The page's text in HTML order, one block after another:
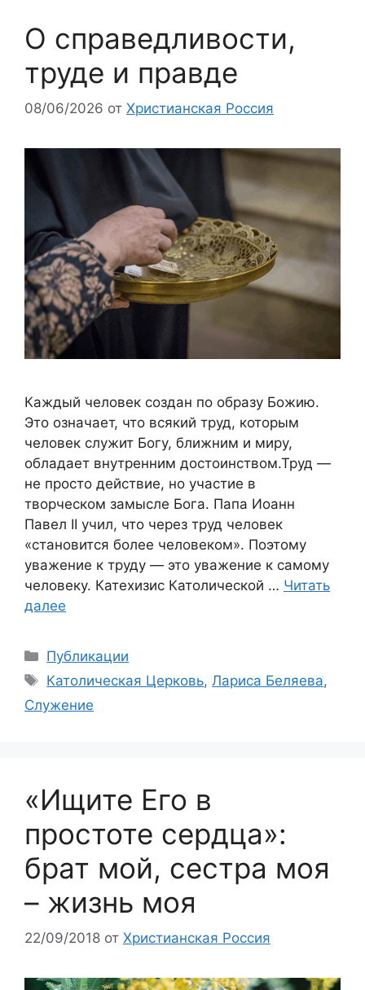
О справедливости,
труде и правде
08/06/2026 от Христианская Россия
Каждый человек создан по образу Божию.
Это означает, что всякий труд, которым
человек служит Богу, ближним и миру,
обладает внутренним достоинством.Труд —
не просто действие, но участие в
творческом замысле Бога. Папа Иоанн
Павел II учил, что через труд человек
«становится более человеком». Поэтому
уважение к труду — это уважение к самому
человеку. Катехизис Католической … Читать
далее
Рубрики
Публикации
Метки
Католическая Церковь,Лариса Беляева,
Служение
«Ищите Его в
простоте сердца»:
брат мой, сестра моя
– жизнь моя
22/09/2018 от Христианская Россия